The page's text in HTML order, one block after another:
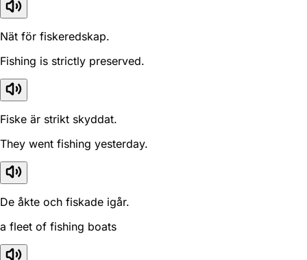
Nät för fiskeredskap.
Fishing is strictly preserved.
Fiske är strikt skyddat.
They went fishing yesterday.
De åkte och fiskade igår.
a fleet of fishing boats